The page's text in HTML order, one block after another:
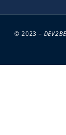
© 2023 –